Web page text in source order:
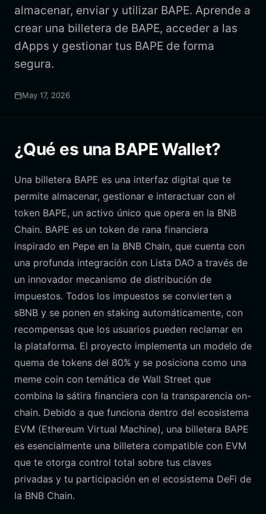
almacenar, enviar y utilizar BAPE. Aprende a
crear una billetera de BAPE, acceder a las
dApps y gestionar tus BAPE de forma
segura.
May 17, 2026
¿Qué es una BAPE Wallet?
Una billetera BAPE es una interfaz digital que te
permite almacenar, gestionar e interactuar con el
token BAPE, un activo único que opera en la BNB
Chain. BAPE es un token de rana financiera
inspirado en Pepe en la BNB Chain, que cuenta con
una profunda integración con Lista DAO a través de
un innovador mecanismo de distribución de
impuestos. Todos los impuestos se convierten a
sBNB y se ponen en staking automáticamente, con
recompensas que los usuarios pueden reclamar en
la plataforma. El proyecto implementa un modelo de
quema de tokens del 80% y se posiciona como una
meme coin con temática de Wall Street que
combina la sátira financiera con la transparencia on-
chain. Debido a que funciona dentro del ecosistema
EVM (Ethereum Virtual Machine), una billetera BAPE
es esencialmente una billetera compatible con EVM
que te otorga control total sobre tus claves
privadas y tu participación en el ecosistema DeFi de
la BNB Chain.